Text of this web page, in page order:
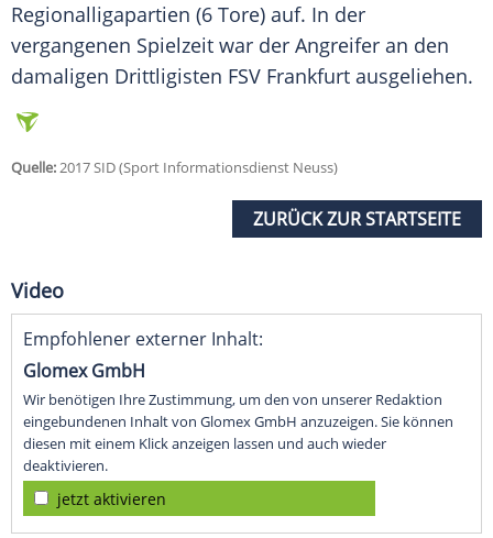
Regionalligapartien (6 Tore) auf. In der
vergangenen Spielzeit war der Angreifer an den
damaligen Drittligisten FSV Frankfurt ausgeliehen.
Quelle:2017 SID (Sport Informationsdienst Neuss)
ZURÜCK ZUR STARTSEITE
Video
Empfohlener externer Inhalt:
Glomex GmbH
Wir benötigen Ihre Zustimmung, um den von unserer Redaktion
eingebundenen Inhalt von Glomex GmbH anzuzeigen. Sie können
diesen mit einem Klick anzeigen lassen und auch wieder
deaktivieren.
jetzt aktivieren